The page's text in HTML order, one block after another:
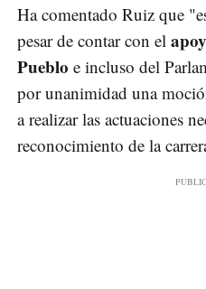
Ha comentado Ruiz que
pesar de contar con el
Pueblo e incluso del
por unanimidad una
a realizar las actuaciones
reconocimiento de la